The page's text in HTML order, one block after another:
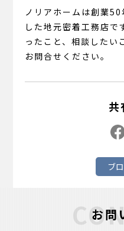
ノリアホームは創業
した地元密着工務店で
ったこと、相談したい
お問合せください。
共
ブ
お問